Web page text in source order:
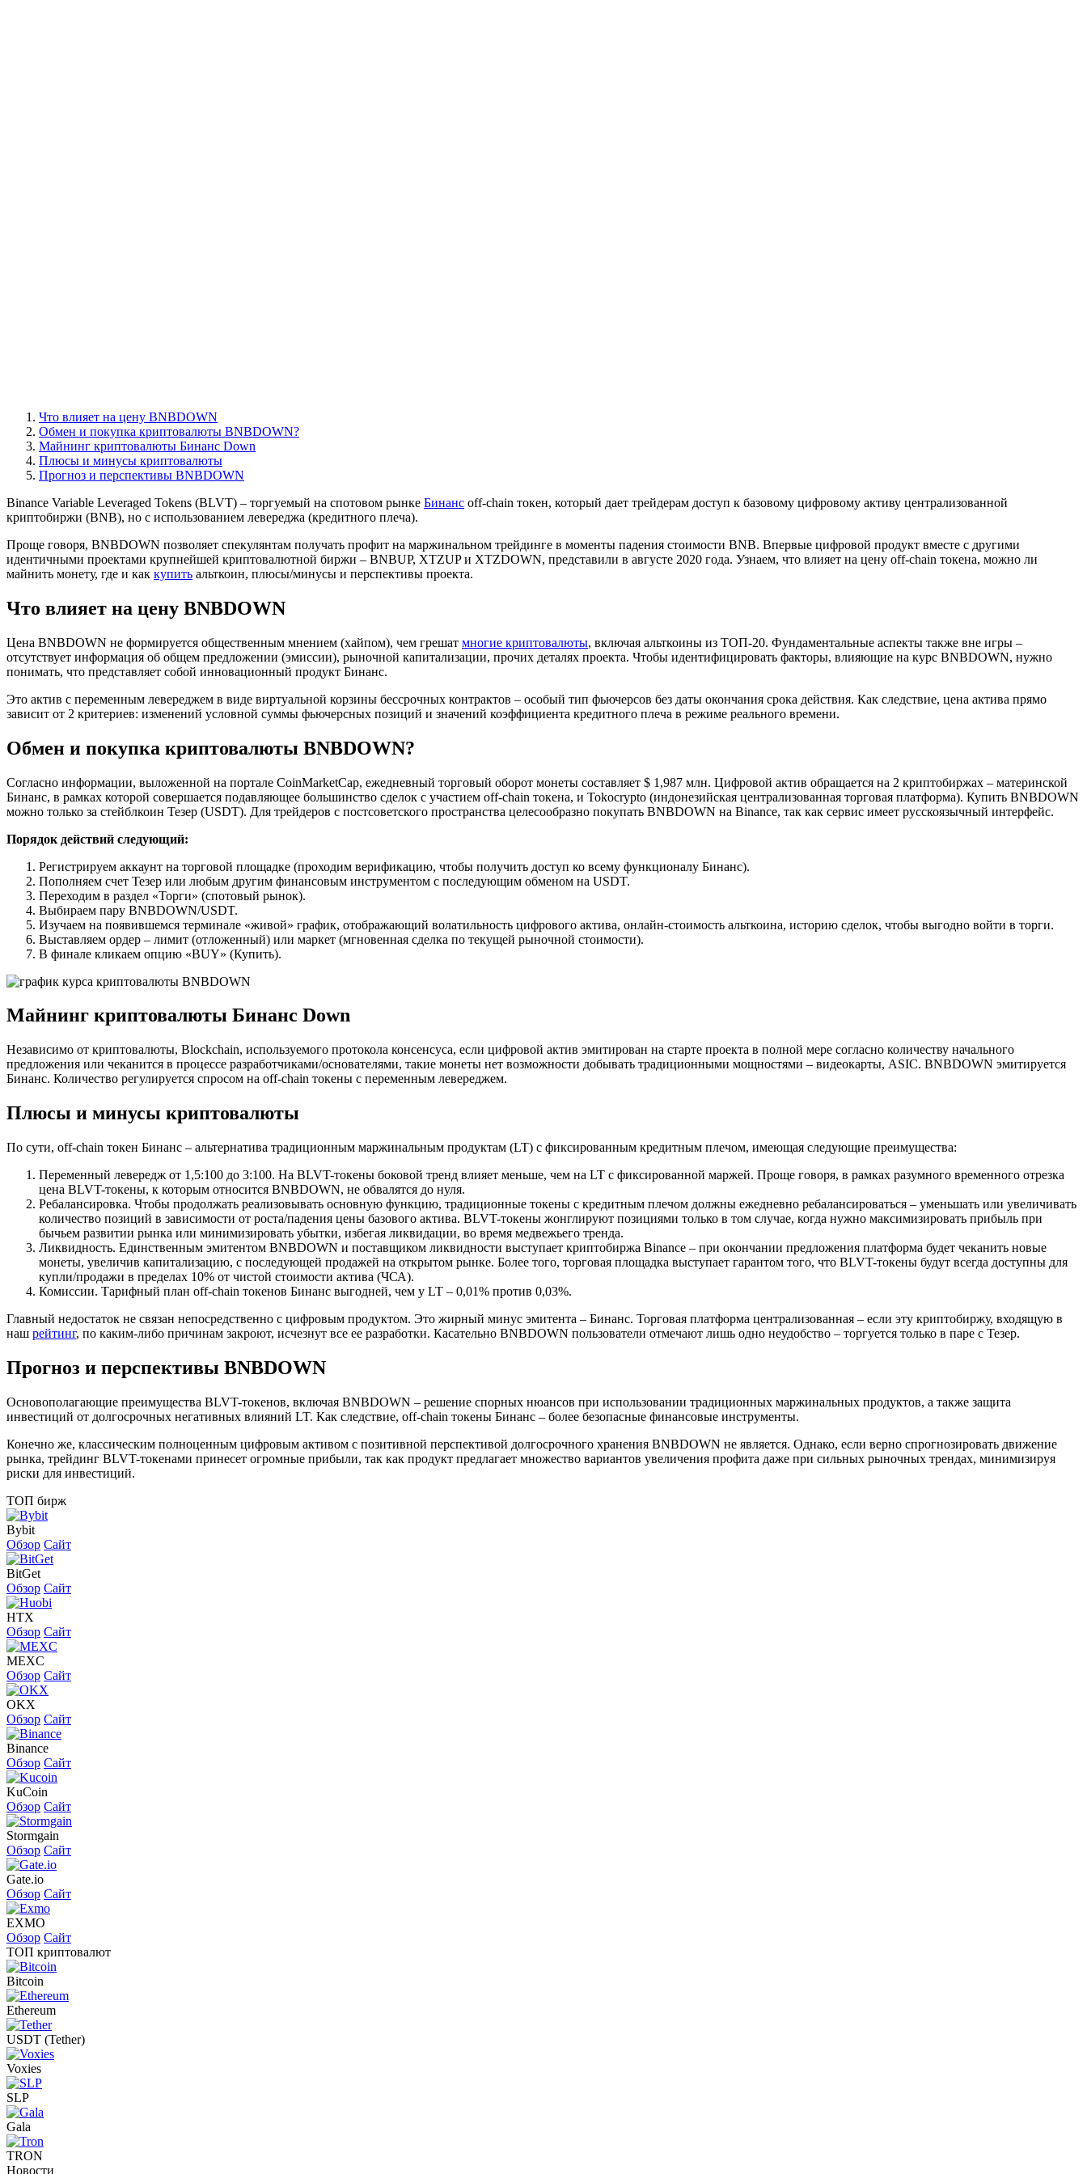
Что влияет на цену BNBDOWN
Обмен и покупка криптовалюты BNBDOWN?
Майнинг криптовалюты Бинанс Down
Плюсы и минусы криптовалюты
Прогноз и перспективы BNBDOWN
Binance Variable Leveraged Tokens (BLVT) – торгуемый на спотовом рынке Бинанс off-chain токен, который дает трейдерам доступ к базовому цифровому активу централизованной
криптобиржи (BNB), но с использованием левереджа (кредитного плеча).
Проще говоря, BNBDOWN позволяет спекулянтам получать профит на маржинальном трейдинге в моменты падения стоимости BNB. Впервые цифровой продукт вместе с другими
идентичными проектами крупнейшей криптовалютной биржи – BNBUP, XTZUP и XTZDOWN, представили в августе 2020 года. Узнаем, что влияет на цену off-chain токена, можно ли
майнить монету, где и как купить альткоин, плюсы/минусы и перспективы проекта.
Что влияет на цену BNBDOWN
Цена BNBDOWN не формируется общественным мнением (хайпом), чем грешат многие криптовалюты, включая альткоины из ТОП-20. Фундаментальные аспекты также вне игры –
отсутствует информация об общем предложении (эмиссии), рыночной капитализации, прочих деталях проекта. Чтобы идентифицировать факторы, влияющие на курс BNBDOWN, нужно
понимать, что представляет собой инновационный продукт Бинанс.
Это актив с переменным левереджем в виде виртуальной корзины бессрочных контрактов – особый тип фьючерсов без даты окончания срока действия. Как следствие, цена актива прямо
зависит от 2 критериев: изменений условной суммы фьючерсных позиций и значений коэффициента кредитного плеча в режиме реального времени.
Обмен и покупка криптовалюты BNBDOWN?
Согласно информации, выложенной на портале CoinMarketCap, ежедневный торговый оборот монеты составляет $ 1,987 млн. Цифровой актив обращается на 2 криптобиржах – материнской
Бинанс, в рамках которой совершается подавляющее большинство сделок с участием off-chain токена, и Tokocrypto (индонезийская централизованная торговая платформа). Купить BNBDOWN
можно только за стейблкоин Тезер (USDT). Для трейдеров с постсоветского пространства целесообразно покупать BNBDOWN на Binance, так как сервис имеет русскоязычный интерфейс.
Порядок действий следующий:
Регистрируем аккаунт на торговой площадке (проходим верификацию, чтобы получить доступ ко всему функционалу Бинанс).
Пополняем счет Тезер или любым другим финансовым инструментом с последующим обменом на USDT.
Переходим в раздел «Торги» (спотовый рынок).
Выбираем пару BNBDOWN/USDT.
Изучаем на появившемся терминале «живой» график, отображающий волатильность цифрового актива, онлайн-стоимость альткоина, историю сделок, чтобы выгодно войти в торги.
Выставляем ордер – лимит (отложенный) или маркет (мгновенная сделка по текущей рыночной стоимости).
В финале кликаем опцию «BUY» (Купить).
Майнинг криптовалюты Бинанс Down
Независимо от криптовалюты, Blockchain, используемого протокола консенсуса, если цифровой актив эмитирован на старте проекта в полной мере согласно количеству начального
предложения или чеканится в процессе разработчиками/основателями, такие монеты нет возможности добывать традиционными мощностями – видеокарты, ASIC. BNBDOWN эмитируется
Бинанс. Количество регулируется спросом на off-chain токены с переменным левереджем.
Плюсы и минусы криптовалюты
По сути, off-chain токен Бинанс – альтернатива традиционным маржинальным продуктам (LT) с фиксированным кредитным плечом, имеющая следующие преимущества:
Переменный левередж от 1,5:100 до 3:100. На BLVT-токены боковой тренд влияет меньше, чем на LT с фиксированной маржей. Проще говоря, в рамках разумного временного отрезка
цена BLVT-токены, к которым относится BNBDOWN, не обвалятся до нуля.
Ребалансировка. Чтобы продолжать реализовывать основную функцию, традиционные токены с кредитным плечом должны ежедневно ребалансироваться – уменьшать или увеличивать
количество позиций в зависимости от роста/падения цены базового актива. BLVT-токены жонглируют позициями только в том случае, когда нужно максимизировать прибыль при
бычьем развитии рынка или минимизировать убытки, избегая ликвидации, во время медвежьего тренда.
Ликвидность. Единственным эмитентом BNBDOWN и поставщиком ликвидности выступает криптобиржа Binance – при окончании предложения платформа будет чеканить новые
монеты, увеличив капитализацию, с последующей продажей на открытом рынке. Более того, торговая площадка выступает гарантом того, что BLVT-токены будут всегда доступны для
купли/продажи в пределах 10% от чистой стоимости актива (ЧСА).
Комиссии. Тарифный план off-chain токенов Бинанс выгодней, чем у LT – 0,01% против 0,03%.
Главный недостаток не связан непосредственно с цифровым продуктом. Это жирный минус эмитента – Бинанс. Торговая платформа централизованная – если эту криптобиржу, входящую в
наш рейтинг, по каким-либо причинам закроют, исчезнут все ее разработки. Касательно BNBDOWN пользователи отмечают лишь одно неудобство – торгуется только в паре с Тезер.
Прогноз и перспективы BNBDOWN
Основополагающие преимущества BLVT-токенов, включая BNBDOWN – решение спорных нюансов при использовании традиционных маржинальных продуктов, а также защита
инвестиций от долгосрочных негативных влияний LT. Как следствие, off-chain токены Бинанс – более безопасные финансовые инструменты.
Конечно же, классическим полноценным цифровым активом с позитивной перспективой долгосрочного хранения BNBDOWN не является. Однако, если верно спрогнозировать движение
рынка, трейдинг BLVT-токенами принесет огромные прибыли, так как продукт предлагает множество вариантов увеличения профита даже при сильных рыночных трендах, минимизируя
риски для инвестиций.
ТОП бирж
Bybit
Обзор Сайт
BitGet
Обзор Сайт
HTX
Обзор Сайт
MEXC
Обзор Сайт
OKX
Обзор Сайт
Binance
Обзор Сайт
KuCoin
Обзор Сайт
Stormgain
Обзор Сайт
Gate.io
Обзор Сайт
EXMO
Обзор Сайт
ТОП криптовалют
Bitcoin
Ethereum
USDT (Tether)
Voxies
SLP
Gala
TRON
Новости